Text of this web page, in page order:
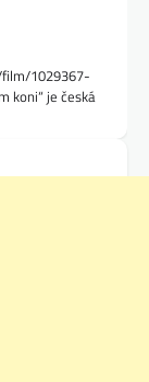
film/1029367-
koni“ je česká